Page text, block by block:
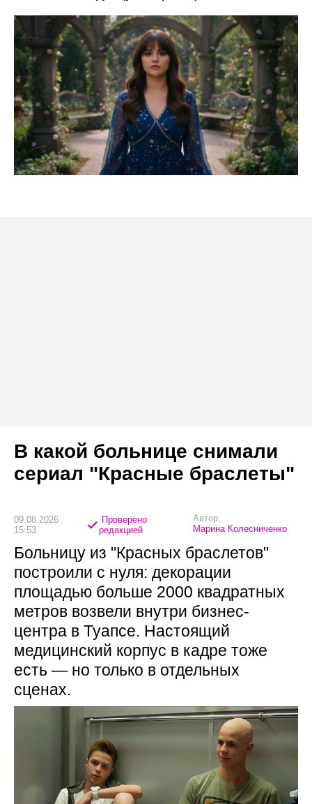
В какой больнице снимали
сериал "Красные браслеты"
09.08.2026
15:53
Проверено
редакцией
Автор:
Марина Колесниченко
Больницу из "Красных браслетов"
построили с нуля: декорации
площадью больше 2000 квадратных
метров возвели внутри бизнес-
центра в Туапсе. Настоящий
медицинский корпус в кадре тоже
есть — но только в отдельных
сценах.